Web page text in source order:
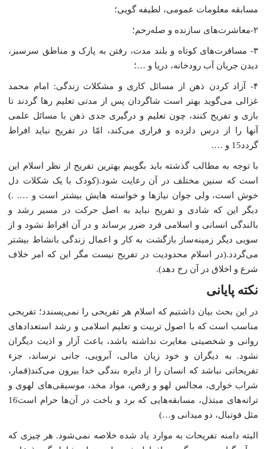
مسابقه معلومات عمومى، لطیفه گویى؛
۲-معاشرت‌هاى سازنده و صله‌رحم؛
۳- مسافرت‌هاى کوتاه و بلند مدت، رفتن به پارک و مناطق سرسبز،
دیدن جریان آب رودخانه، دریا و …؛
۴- آزاد کردن ذهن از مسائل کارى و مشکلات زندگى: امام محمد
غزالى مى‌گوید بهتر است شاگردان پس از مدتى تعلیم رها گردند تا
بازى و تفریح کنند، چون تعلیم و درگیرى جدى ذهن با مسائل علمى
آنها را از درس دلزده و فرارى مى‌کند، امّا در تفریح نباید افراط
گردد15 و ….
با توجه به مطالب گذشته باید بگوییم بهترین تفریح از نظر اسلام این
است که سنین مختلف در آن رعایت شود.(کودک با یک شکلات دل
خوش است، ولى جوان نیازها و خواسته هایش بیشتر است و …. .)
دیگر این که شادى و تفریح نباید به اصل حرکت در مسیر رشد و
بالندگى انسانى و اسلامى فرد ضرر برساند و در آن افراط نشود و از
سویى دیگر زمینه‌ساز بازگشت به کار و اعمال زندگى بانشاط بیشتر
مى‌گردد.(در اسلام محدودیت در تفریح نیست مگر این که امر خلاف
شرع و اخلاق در آن رخ دهد).
نکته پایانى
در این بحث بیان داشتیم که اسلام هر تفریحى را نمى‌پسندد؛ تفریحى
مناسب است که با اصول تربیت و تعلیم اسلامى و رشد استعدادهاى
روانى و شخصیتى مغایرت نداشته باشد، باعث آزار و اذیت دیگران
نشود. به دیگران و خود زیان مالى، آبرویى، جانى نرساند، جزء
تفریحاتى نباشد که انسان را از دایره بندگى خدا بیرون مى‌کند(قمار،
شراب خوارى، مجالس لهو و رقص، مواد مخد، موسیقى‌هاى لهوى و
ترانه‌هاى مبتذل، مسابقه‌هایى که برد و باخت در آن‌ها حرام است16
مثل فوتبال، دو میدانى و…)
البته دامنه تفریحات به موارد یاد شده خلاصه نمى‌شود. هر چیزى که